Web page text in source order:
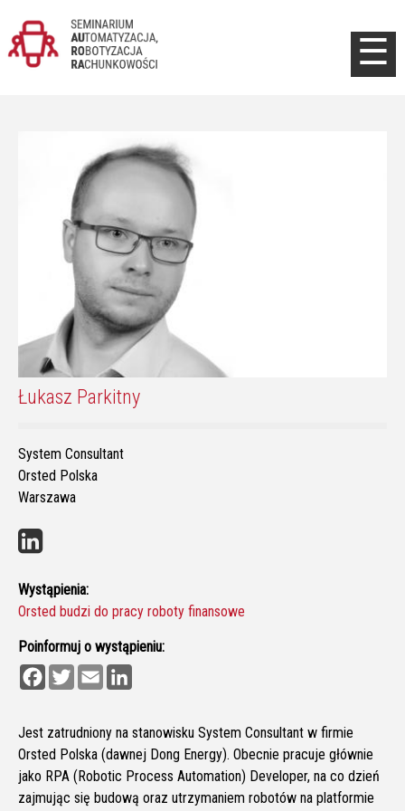
☰
Łukasz Parkitny
System Consultant
Orsted Polska
Warszawa
Wystąpienia:
Orsted budzi do pracy roboty finansowe
Poinformuj o wystąpieniu:
F
a
b
o
o
k
T
w
t
e
r
E
m
l
e
d
I
n
Jest zatrudniony na stanowisku System Consultant w firmie
Orsted Polska (dawnej Dong Energy). Obecnie pracuje głównie
jako RPA (Robotic Process Automation) Developer, na co dzień
zajmując się budową oraz utrzymaniem robotów na platformie